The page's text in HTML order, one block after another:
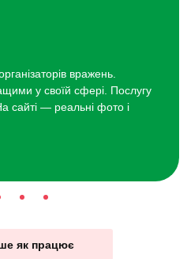
вражень.
у своїй сфері. Послугу
сайті — реальні фото і
як працює